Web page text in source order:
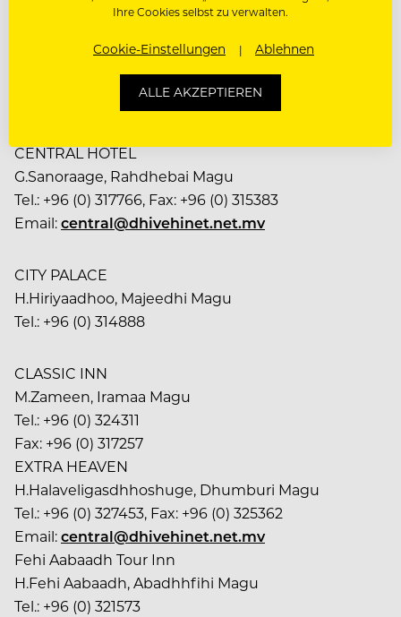
Republic of Maldives
Fax: +96 (0) 230022
cocopalm@sunland.com.mv
www.cocopalm.com
CENTRAL HOTEL
G.Sanoraage, Rahdhebai Magu
Tel.: +96 (0) 317766, Fax: +96 (0) 315383
Email:central@dhivehinet.net.mv
CITY PALACE
H.Hiriyaadhoo, Majeedhi Magu
Tel.: +96 (0) 314888
CLASSIC INN
M.Zameen, Iramaa Magu
Tel.: +96 (0) 324311
Fax: +96 (0) 317257
EXTRA HEAVEN
H.Halaveligasdhhoshuge, Dhumburi Magu
Tel.: +96 (0) 327453, Fax: +96 (0) 325362
Email:central@dhivehinet.net.mv
Fehi Aabaadh Tour Inn
H.Fehi Aabaadh, Abadhhfihi Magu
Tel.: +96 (0) 321573
Ihre Cookies selbst zu verwalten.
Cookie-Einstellungen Ablehnen
ALLE AKZEPTIEREN